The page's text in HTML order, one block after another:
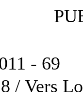
- 69
/ Vers